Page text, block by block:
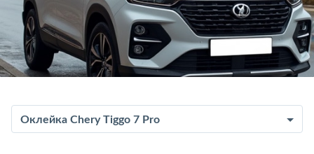
Оклейка Chery Tiggo 7 Pro